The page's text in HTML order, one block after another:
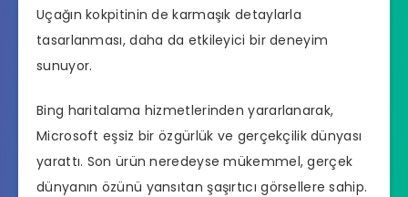
Uçağın kokpitinin de karmaşık detaylarla
tasarlanması, daha da etkileyici bir deneyim
sunuyor.
Bing haritalama hizmetlerinden yararlanarak,
Microsoft eşsiz bir özgürlük ve gerçekçilik dünyası
yarattı. Son ürün neredeyse mükemmel, gerçek
dünyanın özünü yansıtan şaşırtıcı görsellere sahip.